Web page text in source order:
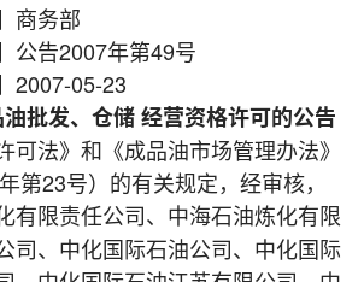
务部
告2007年第49号
05-23
批发、仓储 经营资格许可的公告
法》和《成品油市场管理办法》
第23号）的有关规定，经审核，
有限责任公司、中海石油炼化有限
司、中化国际石油公司、中化国际